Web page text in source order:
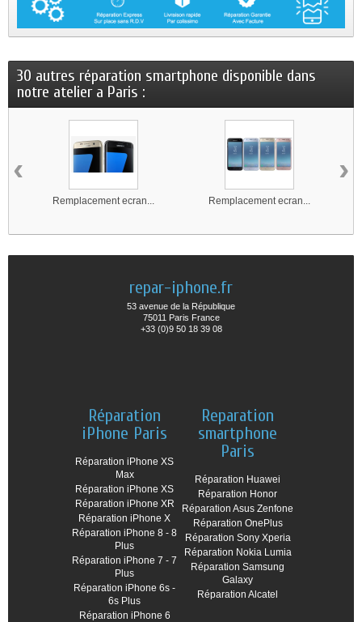
30 autres réparation smartphone disponible dans
notre atelier a Paris :
Remplacement ecran... Remplacement ecran...
‹ ›
repar-iphone.fr
53 avenue de la République
75011 Paris France
+33 (0)9 50 18 39 08
Réparation
iPhone Paris
Réparation iPhone XS
Max
Réparation iPhone XS
Réparation iPhone XR
Réparation iPhone X
Réparation iPhone 8 - 8
Plus
Réparation iPhone 7 - 7
Plus
Réparation iPhone 6s -
6s Plus
Réparation iPhone 6
Reparation
smartphone
Paris
Réparation Huawei
Réparation Honor
Réparation Asus Zenfone
Réparation OnePlus
Réparation Sony Xperia
Réparation Nokia Lumia
Réparation Samsung
Galaxy
Réparation Alcatel